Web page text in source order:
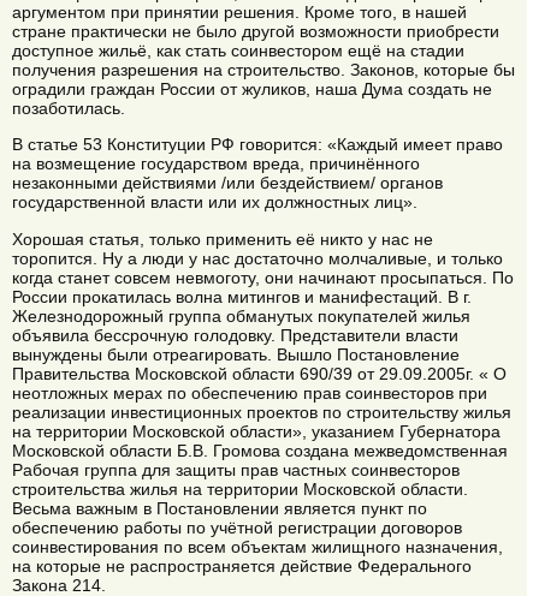
аргументом при принятии решения. Кроме того, в нашей
стране практически не было другой возможности приобрести
доступное жильё, как стать соинвестором ещё на стадии
получения разрешения на строительство. Законов, которые бы
оградили граждан России от жуликов, наша Дума создать не
позаботилась.
В статье 53 Конституции РФ говорится: «Каждый имеет право
на возмещение государством вреда, причинённого
незаконными действиями /или бездействием/ органов
государственной власти или их должностных лиц».
Хорошая статья, только применить её никто у нас не
торопится. Ну а люди у нас достаточно молчаливые, и только
когда станет совсем невмоготу, они начинают просыпаться. По
России прокатилась волна митингов и манифестаций. В г.
Железнодорожный группа обманутых покупателей жилья
объявила бессрочную голодовку. Представители власти
вынуждены были отреагировать. Вышло Постановление
Правительства Московской области 690/39 от 29.09.2005г. « О
неотложных мерах по обеспечению прав соинвесторов при
реализации инвестиционных проектов по строительству жилья
на территории Московской области», указанием Губернатора
Московской области Б.В. Громова создана межведомственная
Рабочая группа для защиты прав частных соинвесторов
строительства жилья на территории Московской области.
Весьма важным в Постановлении является пункт по
обеспечению работы по учётной регистрации договоров
соинвестирования по всем объектам жилищного назначения,
на которые не распространяется действие Федерального
Закона 214.